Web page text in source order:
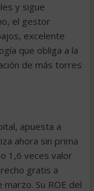
y sigue
el gestor
excelente
que obliga a la
de más torres
apuesta a
ahora sin prima
1,6 veces valor
gratis a
Su ROE del